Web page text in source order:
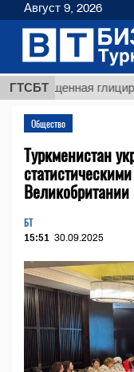
ГТСБТ
Общество
Туркменистан
Великобритании
БТ
15:51 30.09.2025
Август 9, 2026